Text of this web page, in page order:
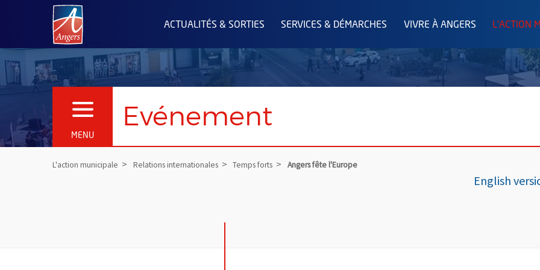
Angers.fr : Retour à l'accueil
ACTUALITÉS & SORTIES SERVICES & DÉMARCHES VIVRE À ANGERS L'ACTION
MENU
OUVRIR LE MENU Evénement
L'action municipale Relations internationales Temps forts Angers fête l'Europe
English